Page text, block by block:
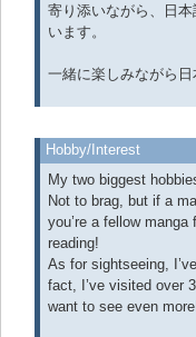
寄り添いながら、日
います。
一緒に楽しみながら
Hobby/Interest
My two biggest
Not to brag, but if a
you’re a fellow
reading!
As for sightseeing,
fact, I’ve visited over
want to see even